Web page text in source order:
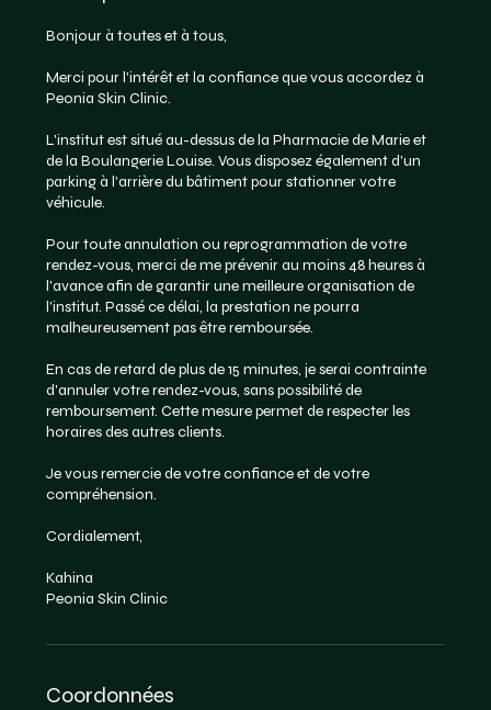
Bonjour à toutes et à tous,
Merci pour l'intérêt et la confiance que vous accordez à
Peonia Skin Clinic.
L'institut est situé au-dessus de la Pharmacie de Marie et
de la Boulangerie Louise. Vous disposez également d'un
parking à l'arrière du bâtiment pour stationner votre
véhicule.
Pour toute annulation ou reprogrammation de votre
rendez-vous, merci de me prévenir au moins 48 heures à
l'avance afin de garantir une meilleure organisation de
l'institut. Passé ce délai, la prestation ne pourra
malheureusement pas être remboursée.
En cas de retard de plus de 15 minutes, je serai contrainte
d'annuler votre rendez-vous, sans possibilité de
remboursement. Cette mesure permet de respecter les
horaires des autres clients.
Je vous remercie de votre confiance et de votre
compréhension.
Cordialement,
Kahina
Peonia Skin Clinic
Coordonnées